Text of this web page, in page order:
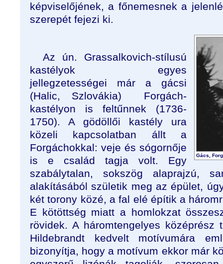
képviselőjének, a főnemesnek a
szerepét fejezi ki.
Gács,
Az ún. Grassalkovich-stílusú
kastélyok egyes
jellegzetességei már a gácsi
(Halic, Szlovákia) Forgách-
kastélyon
is feltűnnek (1736-
1750). A gödöllői kastély ura
közeli kapcsolatban állt a
Forgáchokkal: veje és sógornője
is e család tagja volt. Egy
szabálytalan, sokszög alaprajzú,
alakításából születik meg az épület,
két torony közé, a fal elé építik a
E kötöttség miatt a homlokzat
rövidek. A háromtengelyes
Hildebrandt kedvelt motívumára
bizonyítja, hogy a motívum ekkor már